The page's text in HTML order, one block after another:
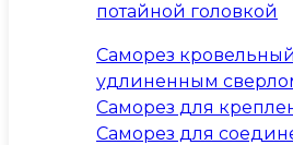
потайной головкой
Саморез
удлиненным
Саморез для
Саморез для